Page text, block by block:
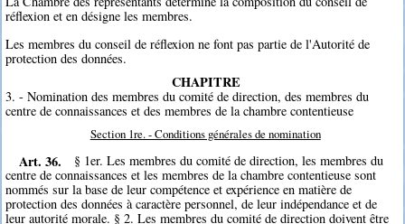
réflexion et en désigne les membres.
Les membres du conseil de réflexion ne font pas partie de l'Autorité de
protection des données.
CHAPITRE
3. - Nomination des membres du comité de direction, des membres du
centre de connaissances et des membres de la chambre contentieuse
Section 1re. - Conditions générales de nomination
Art. 36.
§ 1er. Les membres du comité de direction, les membres du
centre de connaissances et les membres de la chambre contentieuse sont
nommés sur la base de leur compétence et expérience en matière de
protection des données à caractère personnel, de leur indépendance et de
leur autorité morale. § 2. Les membres du comité de direction doivent être